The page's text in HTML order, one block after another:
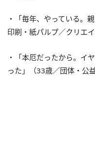
・「毎年、やっている。
印刷・紙パルプ／クリエイ
・「本厄だったから。イ
った」（33歳／団体・公